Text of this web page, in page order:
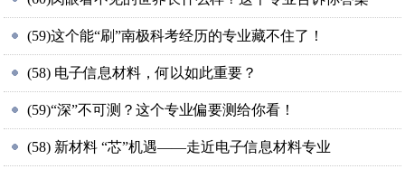
(59)这个能“刷”南极科考经历的专业藏不住了！
(58) 电子信息材料，何以如此重要？
(59)“深”不可测？这个专业偏要测给你看！
(58) 新材料 “芯”机遇——走近电子信息材料专业